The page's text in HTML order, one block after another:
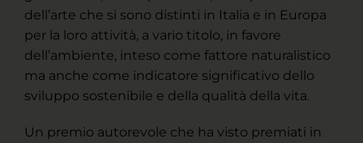
dell’arte che si sono distinti in Italia e in Europa
per la loro attività, a vario titolo, in favore
dell’ambiente, inteso come fattore naturalistico
ma anche come indicatore significativo dello
sviluppo sostenibile e della qualità della vita.
Un premio autorevole che ha visto premiati in